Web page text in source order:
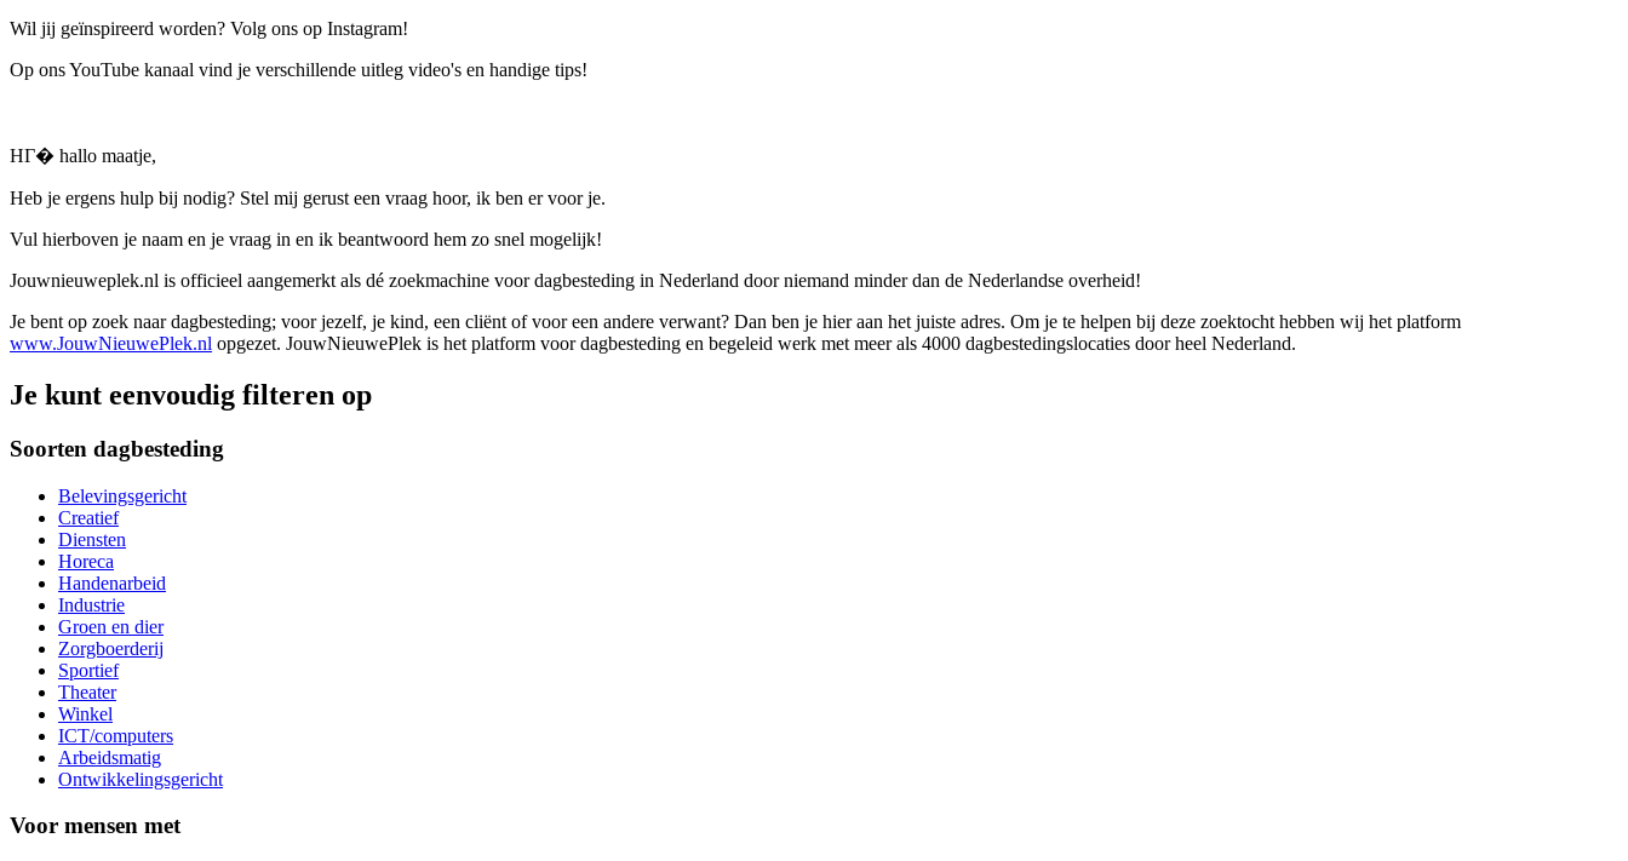
Wil jij geïnspireerd worden? Volg ons op Instagram!
Op ons YouTube kanaal vind je verschillende uitleg video's en handige tips!
HГ� hallo maatje,
Heb je ergens hulp bij nodig? Stel mij gerust een vraag hoor, ik ben er voor je.
Vul hierboven je naam en je vraag in en ik beantwoord hem zo snel mogelijk!
Jouwnieuweplek.nl is officieel aangemerkt als dé zoekmachine voor dagbesteding in Nederland door niemand minder dan de Nederlandse overheid!
Je bent op zoek naar dagbesteding; voor jezelf, je kind, een cliënt of voor een andere verwant? Dan ben je hier aan het juiste adres. Om je te helpen bij deze zoektocht hebben wij het platform
www.JouwNieuwePlek.nl opgezet. JouwNieuwePlek is het platform voor dagbesteding en begeleid werk met meer als 4000 dagbestedingslocaties door heel Nederland.
Je kunt eenvoudig filteren op
Soorten dagbesteding
Belevingsgericht
Creatief
Diensten
Horeca
Handenarbeid
Industrie
Groen en dier
Zorgboerderij
Sportief
Theater
Winkel
ICT/computers
Arbeidsmatig
Ontwikkelingsgericht
Voor mensen met